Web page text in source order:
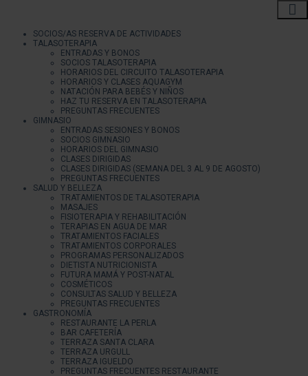
SOCIOS/AS RESERVA DE ACTIVIDADES
TALASOTERAPIA
ENTRADAS Y BONOS
SOCIOS TALASOTERAPIA
HORARIOS DEL CIRCUITO TALASOTERAPIA
HORARIOS Y CLASES AQUAGYM
NATACIÓN PARA BEBÉS Y NIÑOS
HAZ TU RESERVA EN TALASOTERAPIA
PREGUNTAS FRECUENTES
GIMNASIO
ENTRADAS SESIONES Y BONOS
SOCIOS GIMNASIO
HORARIOS DEL GIMNASIO
CLASES DIRIGIDAS
CLASES DIRIGIDAS (SEMANA DEL 3 AL 9 DE AGOSTO)
PREGUNTAS FRECUENTES
SALUD Y BELLEZA
TRATAMIENTOS DE TALASOTERAPIA
MASAJES
FISIOTERAPIA Y REHABILITACIÓN
TERAPIAS EN AGUA DE MAR
TRATAMIENTOS FACIALES
TRATAMIENTOS CORPORALES
PROGRAMAS PERSONALIZADOS
DIETISTA NUTRICIONISTA
FUTURA MAMÁ Y POST-NATAL
COSMÉTICOS
CONSULTAS SALUD Y BELLEZA
PREGUNTAS FRECUENTES
GASTRONOMÍA
RESTAURANTE LA PERLA
BAR CAFETERÍA
TERRAZA SANTA CLARA
TERRAZA URGULL
TERRAZA IGUELDO
PREGUNTAS FRECUENTES RESTAURANTE